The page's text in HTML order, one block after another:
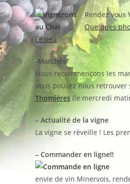
publication : Rendez vous
Quelques
Le lieu
-Marchés
Nous recommençons les
Vous pouvez nous retrouver
Thomières(le mercredi
– Actualité de la vigne
La vigne se réveille ! Les
– Commander en ligne!!
envie de vin Minervois,